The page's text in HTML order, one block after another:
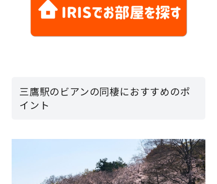
三鷹駅のビアンの同棲におすすめのポ
イント